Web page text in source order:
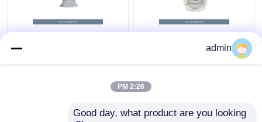
NVT-8700X 1080P
NVT-8900X كاميرا PTZ
admin
2:26 PM
Good day, what product are you looking